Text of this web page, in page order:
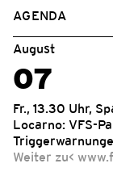
AGENDA
August
07
Fr., 13.30 Uhr,
Locarno: VFS-
Weiter zu<